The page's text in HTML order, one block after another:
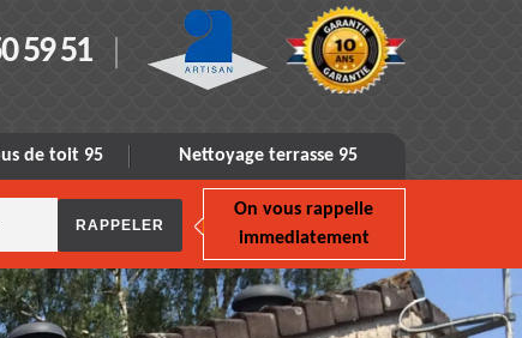
59 51
de toit 95 Nettoyage terrasse 95
On vous rappelle
immediatement